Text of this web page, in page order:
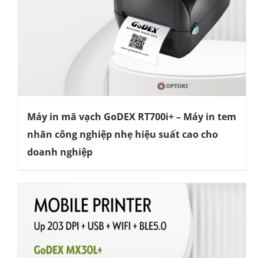
Máy in mã vạch GoDEX RT700i+ – Máy in tem
nhãn công nghiệp nhẹ hiệu suất cao cho
doanh nghiệp